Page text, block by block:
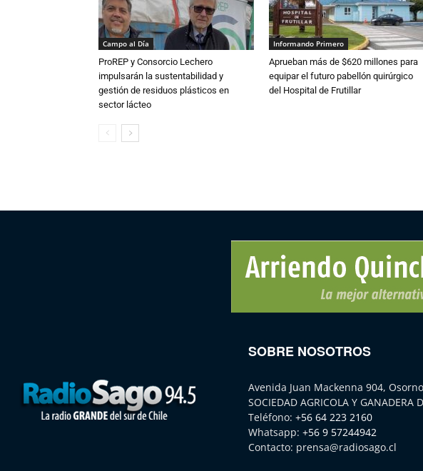
Campo al Día
ProREP y Consorcio Lechero
impulsarán la sustentabilidad y
gestión de residuos plásticos en
sector lácteo
Informando Primero
Aprueban más de $620 millones para
equipar el futuro pabellón quirúrgico
del Hospital de Frutillar
SOBRE NOSOTROS
Avenida Juan Mackenna 904,
SOCIEDAD AGRICOLA Y GANADERA
Teléfono: +56 64 223 2160
Whatsapp: +56 9 57244942
Contacto: prensa@radiosago.cl